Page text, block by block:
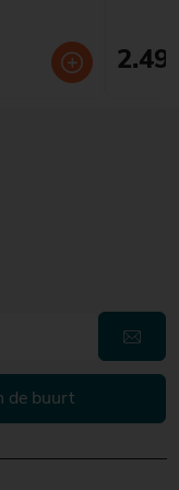
2.49
de buurt